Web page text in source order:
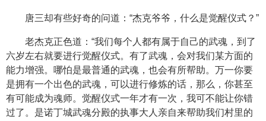
唐三却有些好奇的问道：“杰克爷爷，什么是觉醒仪式？”
老杰克正色道：“我们每个人都有属于自己的武魂，到了
六岁左右就要进行觉醒仪式。有了武魂，会对我们某方面的
能力增强。哪怕是最普通的武魂，也会有所帮助。万一你要
是拥有一个出色的武魂，可以进行修炼的话，那么，你甚至
有可能成为魂师。觉醒仪式一年才有一次，我可不能让你错
过了。是诺丁城武魂分殿的执事大人亲自来帮助我们村里的